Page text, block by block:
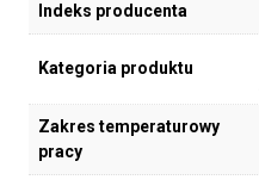
Indeks producenta
Kategoria produktu
Zakres temperaturowy
pracy